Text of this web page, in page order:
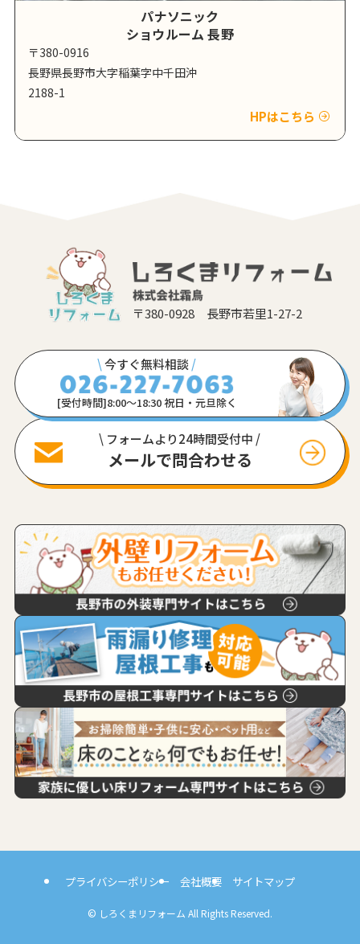
パナソニック
ショウルーム 長野
〒380-0916
長野県長野市大字稲葉字中千田沖
2188-1
HPはこちら
〒380-0928 長野市若里1-27-2
\今すぐ無料相談/
[受付時間]8:00〜18:30 祝日・元旦除く
\ フォームより24時間受付中 /
メールで問合わせる
プライバシーポリシー 会社概要 サイトマップ
© しろくまリフォーム All Rights Reserved.